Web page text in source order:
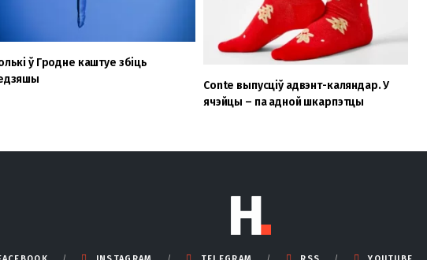
ў Гродне каштуе збіць
Conte выпусціў адвэнт-каляндар. У
ячэйцы – па адной шкарпэтцы